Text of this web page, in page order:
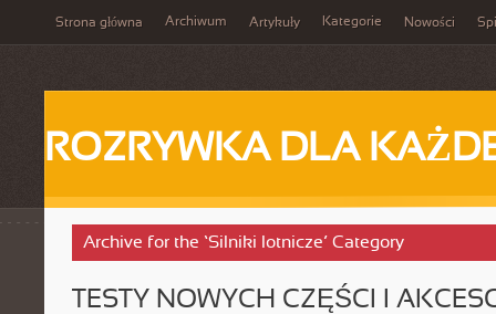
Strona główna Archiwum Artykuły Kategorie Nowości
ROZRYWKA DLA
Archive for the ‘Silniki lotnicze’ Category
TESTY NOWYCH CZĘŚCI I